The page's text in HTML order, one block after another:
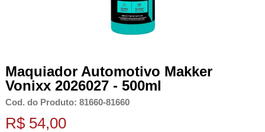
Maquiador Automotivo Makker
Vonixx 2026027 - 500ml
Cod. do Produto: 81660-81660
R$ 54,00